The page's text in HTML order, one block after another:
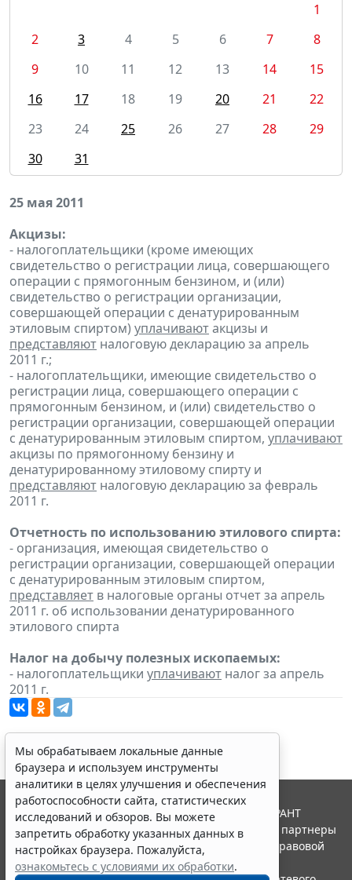
1
2
3 4 5 6 7
8
9
10 11 12 13 14
15
16
17 18 19 20 21
22
23
24 25 26 27 28
29
30
31
25 мая 2011
Акцизы:
- налогоплательщики (кроме имеющих
свидетельство о регистрации лица, совершающего
операции с прямогонным бензином, и (или)
свидетельство о регистрации организации,
совершающей операции с денатурированным
этиловым спиртом) уплачиваютакцизы и
представляют налоговую декларацию за апрель
2011 г.;
- налогоплательщики, имеющие свидетельство о
регистрации лица, совершающего операции с
прямогонным бензином, и (или) свидетельство о
регистрации организации, совершающей операции
с денатурированным этиловым спиртом, уплачивают
акцизы по прямогонному бензину и
денатурированному этиловому спирту и
представляют налоговую декларацию за февраль
2011 г.
Отчетность по использованию этилового спирта:
- организация, имеющая свидетельство о
регистрации организации, совершающей операции
с денатурированным этиловым спиртом,
представляет в налоговые органы отчет за апрель
2011 г. об использовании денатурированного
этилового спирта
Налог на добычу полезных ископаемых:
- налогоплательщики уплачивают налог за апрель
2011 г.
Мы обрабатываем локальные данные
браузера и используем инструменты
аналитики в целях улучшения и обеспечения
работоспособности сайта, статистических
исследований и обзоров. Вы можете
запретить обработку указанных данных в
настройках браузера. Пожалуйста,
ознакомьтесь с условиями их обработки.
© ООО "НПП "ГАРАНТ-СЕРВИС", 2026. Система ГАРАНТ
выпускается с 1990 года. Компания "Гарант" и ее партнеры
являются участниками Российской ассоциации правовой
информации ГАРАНТ.